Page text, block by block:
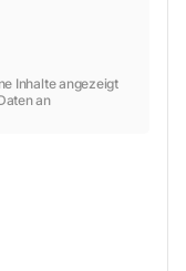
Inhalte angezeigt
an